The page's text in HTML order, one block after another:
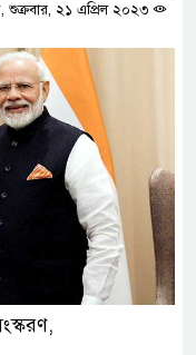
২১ এপ্রিল ২০২৩